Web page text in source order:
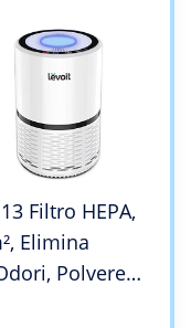
Filtro HEPA,
Elimina
Polvere,
Indicatore di